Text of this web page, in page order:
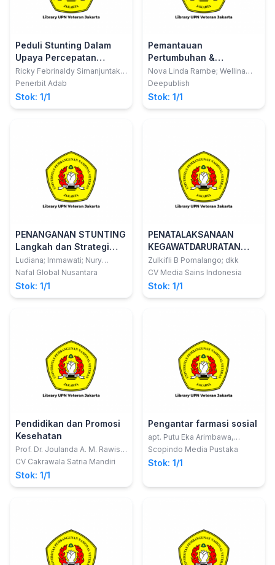
Peduli Stunting Dalam
Upaya Percepatan
Penurunan Stunting
Ricky Febrinaldy Simanjuntak;
dkk
Penerbit Adab
Stok: 1/1
Pemantauan
Pertumbuhan &
Perkembangan Anak
Berbasis Teknologi
Nova Linda Rambe; Wellina
Sebayang; Eva Nirwana
Hutabarat
Deepublish
Stok: 1/1
PENANGANAN STUNTING
Langkah dan Strategi
Efektif
Ludiana; Immawati; Nury
Luthfiyatil Fitri
Nafal Global Nusantara
Stok: 1/1
PENATALAKSANAAN
KEGAWATDARURATAN
OBSTETRI
Zulkifli B Pomalango; dkk
CV Media Sains Indonesia
Stok: 1/1
Pendidikan dan Promosi
Kesehatan
Prof. Dr. Joulanda A. M. Rawis,
M.Pd.; Selvie Serly Rumagit,
Ponamon, BSN., MSN., RN.
CV Cakrawala Satria Mandiri
Stok: 1/1
Pengantar farmasi sosial
apt. Putu Eka Arimbawa,
S.Farm., M.Kes
Scopindo Media Pustaka
Stok: 1/1